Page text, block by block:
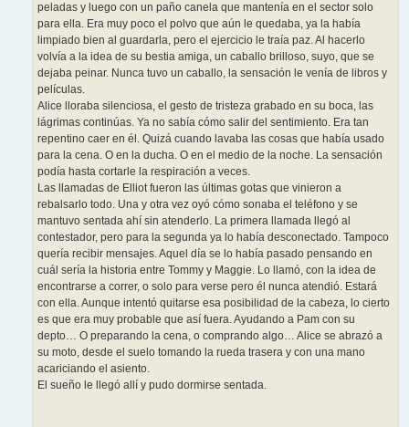
peladas y luego con un paño canela que mantenía en el sector solo
para ella. Era muy poco el polvo que aún le quedaba, ya la había
limpiado bien al guardarla, pero el ejercicio le traía paz. Al hacerlo
volvía a la idea de su bestia amiga, un caballo brilloso, suyo, que se
dejaba peinar. Nunca tuvo un caballo, la sensación le venía de libros y
películas.
Alice lloraba silenciosa, el gesto de tristeza grabado en su boca, las
lágrimas continúas. Ya no sabía cómo salir del sentimiento. Era tan
repentino caer en él. Quizá cuando lavaba las cosas que había usado
para la cena. O en la ducha. O en el medio de la noche. La sensación
podía hasta cortarle la respiración a veces.
Las llamadas de Elliot fueron las últimas gotas que vinieron a
rebalsarlo todo. Una y otra vez oyó cómo sonaba el teléfono y se
mantuvo sentada ahí sin atenderlo. La primera llamada llegó al
contestador, pero para la segunda ya lo había desconectado. Tampoco
quería recibir mensajes. Aquel día se lo había pasado pensando en
cuál sería la historia entre Tommy y Maggie. Lo llamó, con la idea de
encontrarse a correr, o solo para verse pero él nunca atendió. Estará
con ella. Aunque intentó quitarse esa posibilidad de la cabeza, lo cierto
es que era muy probable que así fuera. Ayudando a Pam con su
depto… O preparando la cena, o comprando algo… Alice se abrazó a
su moto, desde el suelo tomando la rueda trasera y con una mano
acariciando el asiento.
El sueño le llegó allí y pudo dormirse sentada.